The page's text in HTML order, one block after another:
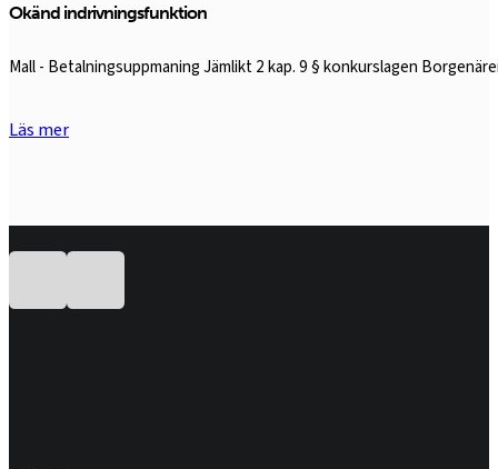
Okänd indrivningsfunktion
Mall - Betalningsuppmaning Jämlikt 2 kap. 9 § konkurslagen
Läs mer